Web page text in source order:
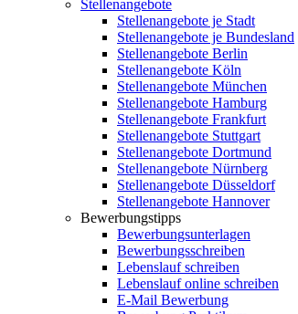
Stellenangebote
Stellenangebote je Stadt
Stellenangebote je Bundesland
Stellenangebote Berlin
Stellenangebote Köln
Stellenangebote München
Stellenangebote Hamburg
Stellenangebote Frankfurt
Stellenangebote Stuttgart
Stellenangebote Dortmund
Stellenangebote Nürnberg
Stellenangebote Düsseldorf
Stellenangebote Hannover
Bewerbungstipps
Bewerbungsunterlagen
Bewerbungsschreiben
Lebenslauf schreiben
Lebenslauf online schreiben
E-Mail Bewerbung